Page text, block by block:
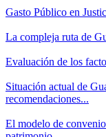
Gasto Público en
La compleja ruta de
Evaluación de los
Situación actual de
recomendaciones...
El modelo de